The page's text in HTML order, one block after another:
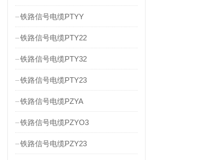
铁路信号电缆PTYY
铁路信号电缆PTY22
铁路信号电缆PTY32
铁路信号电缆PTY23
铁路信号电缆PZYA
铁路信号电缆PZYO3
铁路信号电缆PZY23